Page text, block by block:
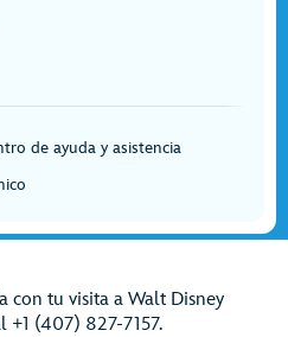
de ayuda y asistencia
con tu visita a Walt Disney
+1 (407) 827-7157.